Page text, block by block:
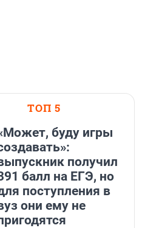
ТОП 5
буду игры
получил
балл на ЕГЭ, но
поступления в
они ему не